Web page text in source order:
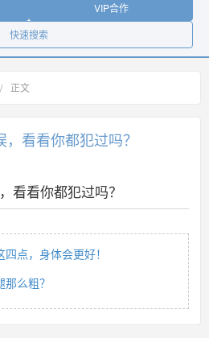
VIP合作
快速搜索
/ 正文
看看你都犯过吗？
看看你都犯过吗？
点，身体会更好！
么粗？